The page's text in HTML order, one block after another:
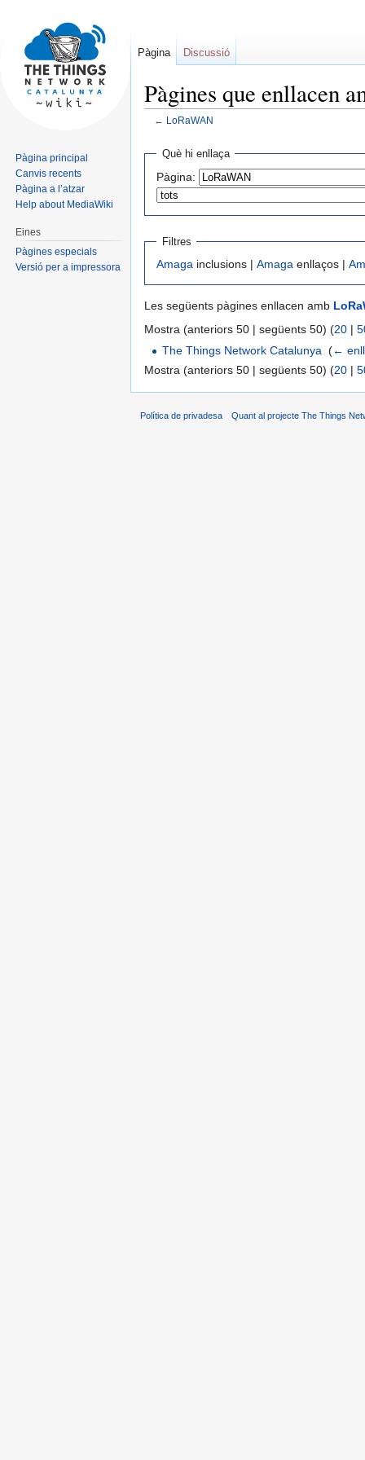
Pàgines que enllacen
← LoRaWAN
Jump
navigation
Jump
search
Què hi enllaça
Pàgina:
Filtres
Amaga inclusions | Amaga enllaços |
Les següents pàgines enllacen amb
Mostra (anteriors 50 | següents 50) (20 |
The Things Network Catalunya ‎(←
Mostra (anteriors 50 | següents 50) (20 |
Pàgina Discussió
Pàgina principal
Canvis recents
Pàgina a l’atzar
Help about MediaWiki
Eines
Pàgines especials
Versió per a impressora
Política de privadesa Quant al projecte The Things